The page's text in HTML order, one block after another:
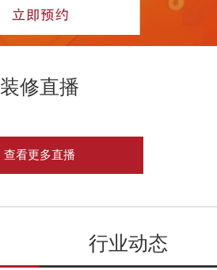
装修直播
查看更多直播
行业动态